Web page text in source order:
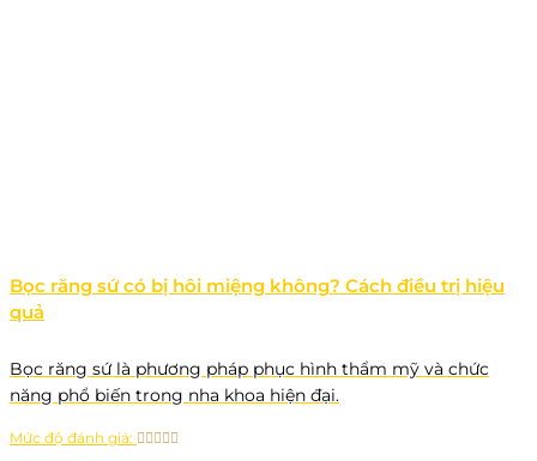
Bọc răng sứ có bị hôi miệng không? Cách điều trị hiệu
quả
Bọc răng sứ là phương pháp phục hình thẩm mỹ và chức
năng phổ biến trong nha khoa hiện đại.
Mức độ đánh giá: